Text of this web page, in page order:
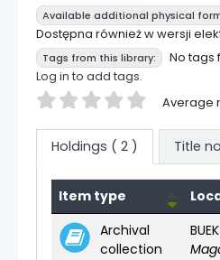
Available additional physical
Dostępna również w wersji
Tags from this library:
No tags
Log in to add tags.
Star ratings Average
Holdings ( 2 ) Title
Holdings
Item type
Archival
collection
BUEK